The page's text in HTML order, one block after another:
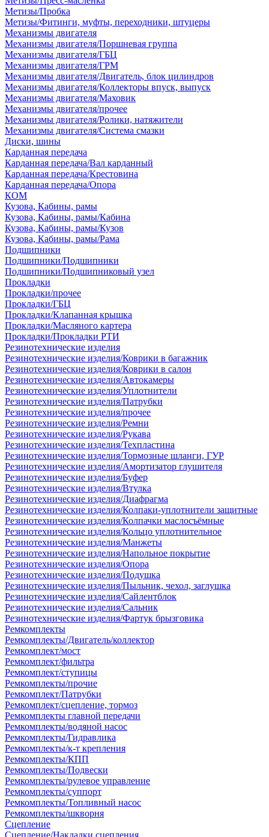
Метизы/Пробка
Метизы/Фитинги, муфты, переходники, штуцеры
Механизмы двигателя
Механизмы двигателя/Поршневая группа
Механизмы двигателя/ГБЦ
Механизмы двигателя/ГРМ
Механизмы двигателя/Двигатель, блок цилиндров
Механизмы двигателя/Коллекторы впуск, выпуск
Механизмы двигателя/Маховик
Механизмы двигателя/прочее
Механизмы двигателя/Ролики, натяжители
Механизмы двигателя/Система смазки
Диски, шины
Карданная передача
Карданная передача/Вал карданный
Карданная передача/Крестовина
Карданная передача/Опора
КОМ
Кузова, Кабины, рамы
Кузова, Кабины, рамы/Кабина
Кузова, Кабины, рамы/Кузов
Кузова, Кабины, рамы/Рама
Подшипники
Подшипники/Подшипники
Подшипники/Подшипниковый узел
Прокладки
Прокладки/прочее
Прокладки/ГБЦ
Прокладки/Клапанная крышка
Прокладки/Масляного картера
Прокладки/Прокладки РТИ
Резинотехнические изделия
Резинотехнические изделия/Коврики в багажник
Резинотехнические изделия/Коврики в салон
Резинотехнические изделия/Автокамеры
Резинотехнические изделия/Уплотнители
Резинотехнические изделия/Патрубки
Резинотехнические изделия/прочее
Резинотехнические изделия/Ремни
Резинотехнические изделия/Рукава
Резинотехнические изделия/Техпластина
Резинотехнические изделия/Тормозные шланги, ГУР
Резинотехнические изделия/Амортизатор глушителя
Резинотехнические изделия/Буфер
Резинотехнические изделия/Втулка
Резинотехнические изделия/Диафрагма
Резинотехнические изделия/Колпаки-уплотнители защитные
Резинотехнические изделия/Колпачки маслосъёмные
Резинотехнические изделия/Кольцо уплотнительное
Резинотехнические изделия/Манжеты
Резинотехнические изделия/Напольное покрытие
Резинотехнические изделия/Опора
Резинотехнические изделия/Подушка
Резинотехнические изделия/Пыльник, чехол, заглушка
Резинотехнические изделия/Сайлентблок
Резинотехнические изделия/Сальник
Резинотехнические изделия/Фартук брызговика
Ремкомплекты
Ремкомплекты/Двигатель/коллектор
Ремкомплект/мост
Ремкомплект/фильтра
Ремкомплект/ступицы
Ремкомплекты/прочие
Ремкомплект/Патрубки
Ремкомплект/сцепление, тормоз
Ремкомплекты главной передачи
Ремкомплекты/водяной насос
Ремкомплекты/Гидравлика
Ремкомплекты/к-т крепления
Ремкомплекты/КПП
Ремкомплекты/Подвески
Ремкомплекты/рулевое управление
Ремкомплекты/суппорт
Ремкомплекты/Топливный насос
Ремкомплекты/шкворня
Сцепление
Сцепление/Накладки сцепления